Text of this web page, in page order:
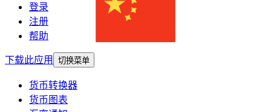
登录
注册
帮助
下载此应用
切换菜单
货币转换器
货币图表